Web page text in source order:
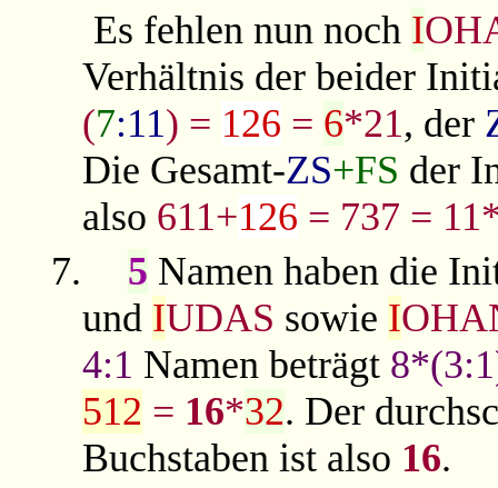
Es fehlen nun noch I
Verhältnis der beider
(7:11) = 126 = 6*21, der
Die Gesamt-ZS+FS der
also 611+126 = 737 =
7.
5 Namen haben die
und IUDAS sowie I
4:1 Namen beträgt
512 = 16*32. Der
Buchstaben ist also 16.